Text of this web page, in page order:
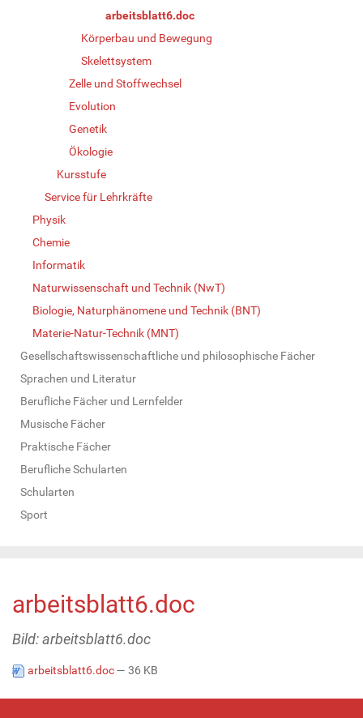
arbeitsblatt6.doc
Körperbau und Bewegung
Skelettsystem
Zelle und Stoffwechsel
Evolution
Genetik
Ökologie
Kursstufe
Service für Lehrkräfte
Physik
Chemie
Informatik
Naturwissenschaft und Technik (NwT)
Biologie, Naturphänomene und Technik (BNT)
Materie-Natur-Technik (MNT)
Gesellschaftswissenschaftliche und philosophische Fächer
Sprachen und Literatur
Berufliche Fächer und Lernfelder
Musische Fächer
Praktische Fächer
Berufliche Schularten
Schularten
Sport
arbeitsblatt6.doc
Bild: arbeitsblatt6.doc
arbeitsblatt6.doc— 36 KB